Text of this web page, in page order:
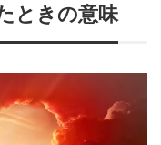
ときの意味